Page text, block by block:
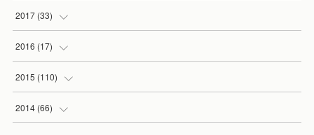
(2
(2
(3)
(3
(3
(5)
(5
2017 (33)
(3
(2)
(3
2016 (17)
(1)
(1
2015 (110)
(5
2014 (66)